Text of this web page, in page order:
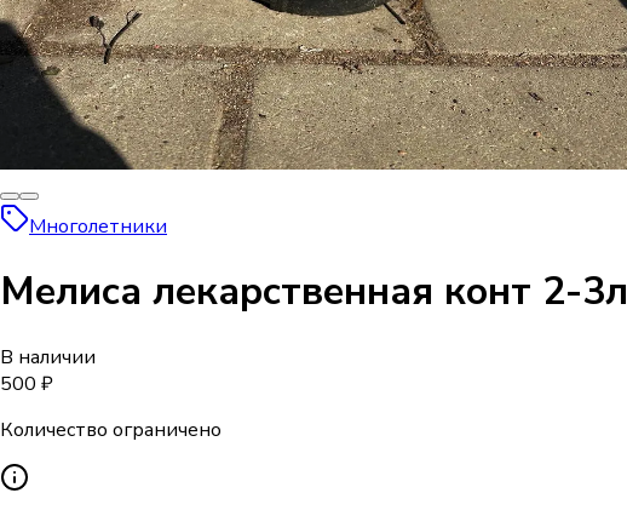
Многолетники
Мелиса лекарственная конт 2-3л
В наличии
500 ₽
Количество ограничено